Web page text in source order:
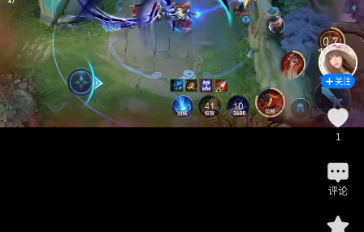
关注
1
评论